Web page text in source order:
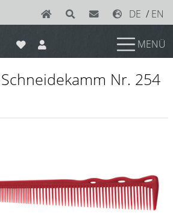
DE / EN
MENÜ
Schneidekamm Nr. 254